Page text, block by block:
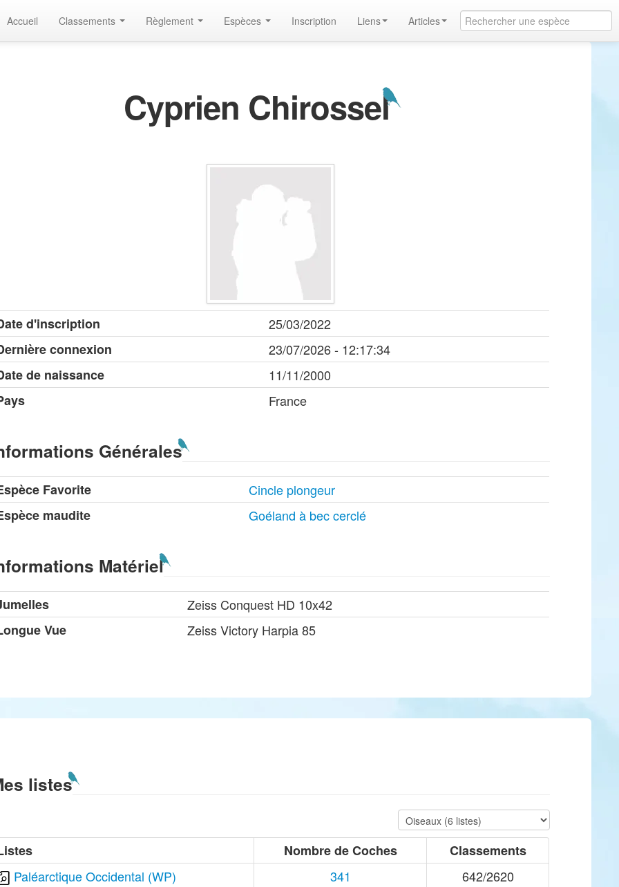
Accueil Classements Règlement Espèces Inscription Liens Articles
Cyprien Chirossel
d'inscription
25/03/2022
connexion
23/07/2026 - 12:17:34
de naissance
11/11/2000
France
Générales
Favorite
Cincle plongeur
maudite
Goéland à bec cerclé
Matériel
Zeiss Conquest HD 10x42
Vue
Zeiss Victory Harpia 85
listes
Nombre de Coches
Classements
Paléarctique Occidental (WP)
341
642/2620